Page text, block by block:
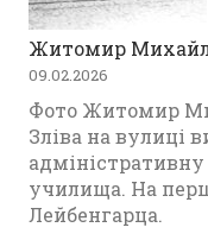
Житомир
09.02.2026
Фото Житомир
Зліва на вулиці
училища. На
Лейбенгарца.